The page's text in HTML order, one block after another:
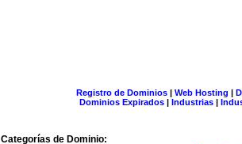
Registro de Dominios| Web Hosting |
Dominios Expirados | Industrias |
Categorías de Dominio: